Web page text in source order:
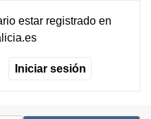
estar registradoen
Iniciar sesión